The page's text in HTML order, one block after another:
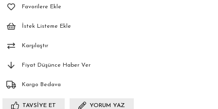
Favorilere Ekle
İstek Listeme Ekle
Karşılaştır
Fiyat Düşünce Haber Ver
Kargo Bedava
TAVSIYE ET YORUM YAZ